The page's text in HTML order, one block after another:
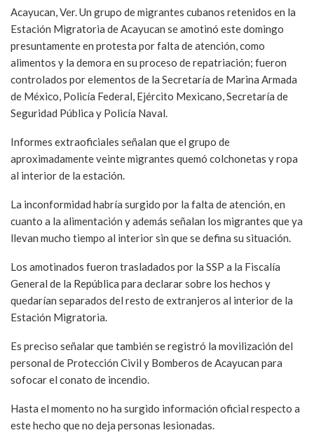
Acayucan, Ver. Un grupo de migrantes cubanos retenidos en la
Estación Migratoria de Acayucan se amotinó este domingo
presuntamente en protesta por falta de atención, como
alimentos y la demora en su proceso de repatriación; fueron
controlados por elementos de la Secretaría de Marina Armada
de México, Policía Federal, Ejército Mexicano, Secretaría de
Seguridad Pública y Policía Naval.
Informes extraoficiales señalan que el grupo de
aproximadamente veinte migrantes quemó colchonetas y ropa
al interior de la estación.
La inconformidad habría surgido por la falta de atención, en
cuanto a la alimentación y además señalan los migrantes que ya
llevan mucho tiempo al interior sin que se defina su situación.
Los amotinados fueron trasladados por la SSP a la Fiscalía
General de la República para declarar sobre los hechos y
quedarían separados del resto de extranjeros al interior de la
Estación Migratoria.
Es preciso señalar que también se registró la movilización del
personal de Protección Civil y Bomberos de Acayucan para
sofocar el conato de incendio.
Hasta el momento no ha surgido información oficial respecto a
este hecho que no deja personas lesionadas.